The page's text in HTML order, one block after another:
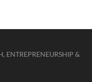
ENTREPRENEURSHIP &